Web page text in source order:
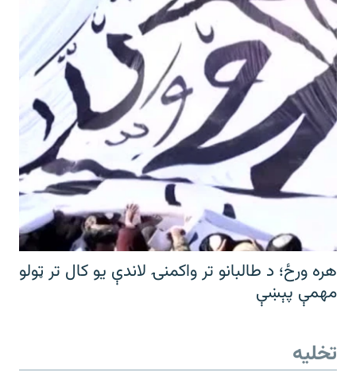
هره ورځ؛ د طالبانو تر واکمنۍ لاندې یو کال تر ټولو
مهمې پېښې
تخلیه